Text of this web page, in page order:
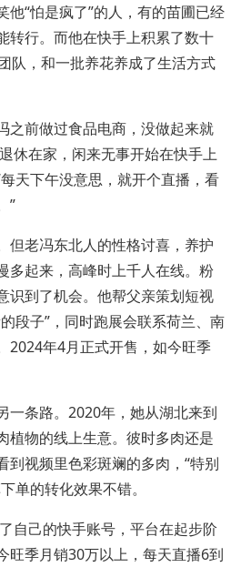
他“怕是疯了”的人，有的苗圃已经
转行。而他在快手上积累了数十
队，和一批养花养成了生活方式
之前做过食品电商，没做起来就
休在家，闲来无事开始在快手上
天下午没意思，就开个直播，看
”
但老冯东北人的性格讨喜，养护
多起来，高峰时上千人在线。粉
识到了机会。他帮父亲策划短视
段子”，同时跑展会联系荷兰、南
2024年4月正式开售，如今旺季
一条路。2020年，她从湖北来到
植物的线上生意。彼时多肉还是
到视频里色彩斑斓的多肉，“特别
单的转化效果不错。
自己的快手账号，平台在起步阶
旺季月销30万以上，每天直播6到